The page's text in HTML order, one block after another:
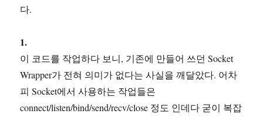
다.
1.
이 코드를 작업하다 보니, 기존에 만들어 쓰던 Socket
Wrapper가 전혀 의미가 없다는 사실을 깨달았다. 어차
피 Socket에서 사용하는 작업들은
connect/listen/bind/send/recv/close 정도 인데다 굳이 복잡